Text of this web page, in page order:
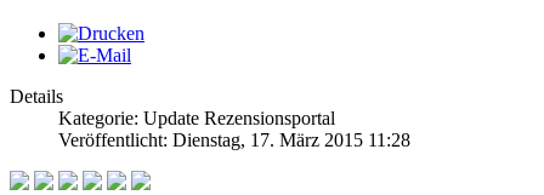
Details
Kategorie: Update Rezensionsportal
Veröffentlicht: Dienstag, 17. März 2015 11:28